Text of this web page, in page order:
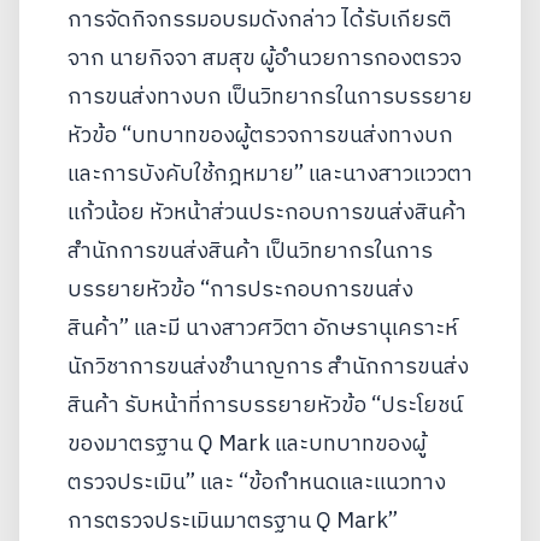
การจัดกิจกรรมอบรมดังกล่าว ได้รับเกียรติ
จาก นายกิจจา สมสุข ผู้อำนวยการกองตรวจ
การขนส่งทางบก เป็นวิทยากรในการบรรยาย
หัวข้อ “บทบาทของผู้ตรวจการขนส่งทางบก
และการบังคับใช้กฎหมาย” และนางสาวแววตา
แก้วน้อย หัวหน้าส่วนประกอบการขนส่งสินค้า
สำนักการขนส่งสินค้า เป็นวิทยากรในการ
บรรยายหัวข้อ “การประกอบการขนส่ง
สินค้า” และมี นางสาวศวิตา อักษรานุเคราะห์
นักวิชาการขนส่งชำนาญการ สำนักการขนส่ง
สินค้า รับหน้าที่การบรรยายหัวข้อ “ประโยชน์
ของมาตรฐาน Q Mark และบทบาทของผู้
ตรวจประเมิน” และ “ข้อกำหนดและแนวทาง
การตรวจประเมินมาตรฐาน Q Mark”